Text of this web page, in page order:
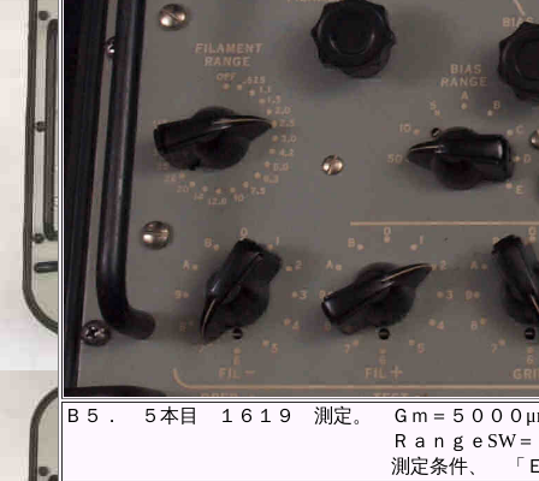
Ｂ５． ５本目 １６１９ 測定。 Ｇｍ＝５０００
ＲａｎｇｅSW＝Ｃ、FullScale
測定条件、 「Ｅｐ＝２５０Ｖ、Ｅ